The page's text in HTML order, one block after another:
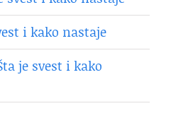
i kako nastaje
je svest i kako